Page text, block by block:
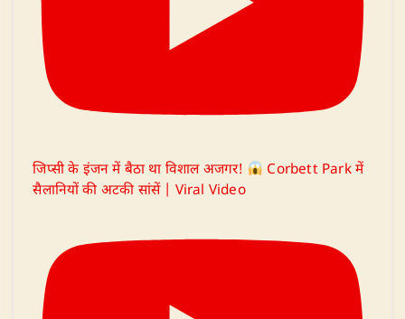
जिप्सी के इंजन में बैठा था विशाल अजगर!
Corbett Park में
सैलानियों की अटकी सांसें | Viral Video